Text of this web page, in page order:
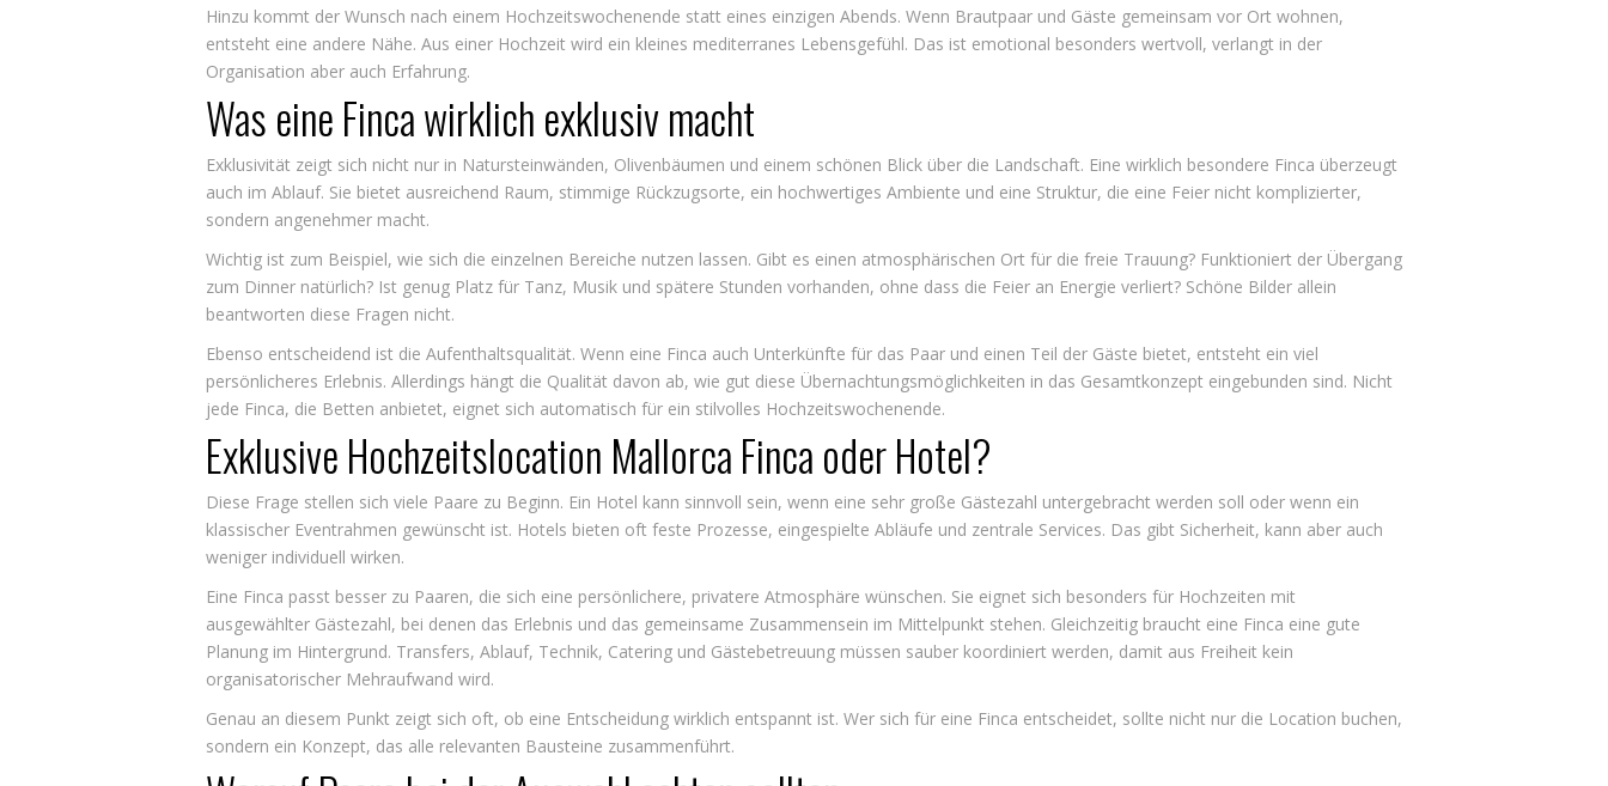
Hinzu kommt der Wunsch nach einem Hochzeitswochenende statt eines einzigen Abends. Wenn Brautpaar und Gäste gemeinsam vor Ort wohnen,
entsteht eine andere Nähe. Aus einer Hochzeit wird ein kleines mediterranes Lebensgefühl. Das ist emotional besonders wertvoll, verlangt in der
Organisation aber auch Erfahrung.
Was eine Finca wirklich exklusiv macht
Exklusivität zeigt sich nicht nur in Natursteinwänden, Olivenbäumen und einem schönen Blick über die Landschaft. Eine wirklich besondere Finca überzeugt
auch im Ablauf. Sie bietet ausreichend Raum, stimmige Rückzugsorte, ein hochwertiges Ambiente und eine Struktur, die eine Feier nicht komplizierter,
sondern angenehmer macht.
Wichtig ist zum Beispiel, wie sich die einzelnen Bereiche nutzen lassen. Gibt es einen atmosphärischen Ort für die freie Trauung? Funktioniert der Übergang
zum Dinner natürlich? Ist genug Platz für Tanz, Musik und spätere Stunden vorhanden, ohne dass die Feier an Energie verliert? Schöne Bilder allein
beantworten diese Fragen nicht.
Ebenso entscheidend ist die Aufenthaltsqualität. Wenn eine Finca auch Unterkünfte für das Paar und einen Teil der Gäste bietet, entsteht ein viel
persönlicheres Erlebnis. Allerdings hängt die Qualität davon ab, wie gut diese Übernachtungsmöglichkeiten in das Gesamtkonzept eingebunden sind. Nicht
jede Finca, die Betten anbietet, eignet sich automatisch für ein stilvolles Hochzeitswochenende.
Exklusive Hochzeitslocation Mallorca Finca oder Hotel?
Diese Frage stellen sich viele Paare zu Beginn. Ein Hotel kann sinnvoll sein, wenn eine sehr große Gästezahl untergebracht werden soll oder wenn ein
klassischer Eventrahmen gewünscht ist. Hotels bieten oft feste Prozesse, eingespielte Abläufe und zentrale Services. Das gibt Sicherheit, kann aber auch
weniger individuell wirken.
Eine Finca passt besser zu Paaren, die sich eine persönlichere, privatere Atmosphäre wünschen. Sie eignet sich besonders für Hochzeiten mit
ausgewählter Gästezahl, bei denen das Erlebnis und das gemeinsame Zusammensein im Mittelpunkt stehen. Gleichzeitig braucht eine Finca eine gute
Planung im Hintergrund. Transfers, Ablauf, Technik, Catering und Gästebetreuung müssen sauber koordiniert werden, damit aus Freiheit kein
organisatorischer Mehraufwand wird.
Genau an diesem Punkt zeigt sich oft, ob eine Entscheidung wirklich entspannt ist. Wer sich für eine Finca entscheidet, sollte nicht nur die Location buchen,
sondern ein Konzept, das alle relevanten Bausteine zusammenführt.